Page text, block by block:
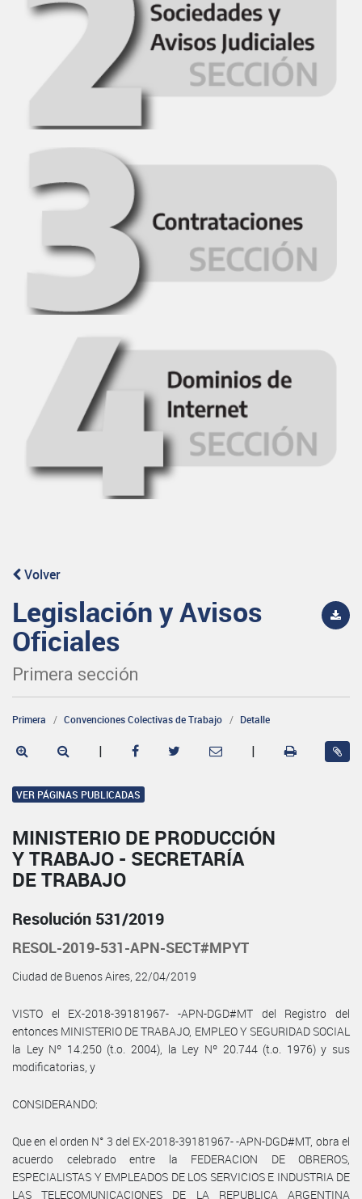
Volver
Legislación y Avisos
Oficiales
Primera sección
Primera Convenciones Colectivas de Trabajo Detalle
| |
VER PÁGINAS PUBLICADAS
MINISTERIO DE PRODUCCIÓN
Y TRABAJO - SECRETARÍA
DE TRABAJO
Resolución 531/2019
RESOL-2019-531-APN-SECT#MPYT
Ciudad de Buenos Aires, 22/04/2019
VISTO el EX-2018-39181967- -APN-DGD#MT del Registro del
entonces MINISTERIO DE TRABAJO, EMPLEO Y SEGURIDAD SOCIAL
la Ley Nº 14.250 (t.o. 2004), la Ley Nº 20.744 (t.o. 1976) y sus
modificatorias, y
CONSIDERANDO:
Que en el orden N° 3 del EX-2018-39181967- -APN-DGD#MT, obra el
acuerdo celebrado entre la FEDERACION DE OBREROS,
ESPECIALISTAS Y EMPLEADOS DE LOS SERVICIOS E INDUSTRIA DE
LAS TELECOMUNICACIONES DE LA REPUBLICA ARGENTINA